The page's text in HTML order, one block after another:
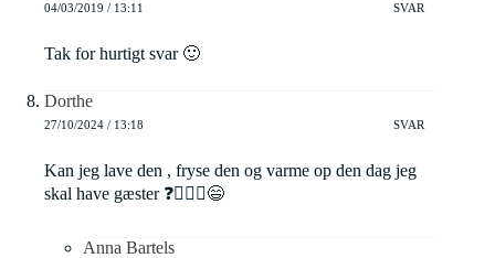
04/03/2019 / 13:11 SVAR
Tak for hurtigt svar 🙂
Dorthe
27/10/2024 / 13:18 SVAR
Kan jeg lave den , fryse den og varme op den dag jeg
skal have gæster ❓🤷🏻‍♀️😄
Anna Bartels